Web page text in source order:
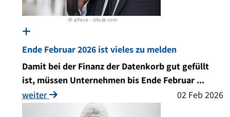
Ende Februar 2026 ist vieles zu melden
Damit bei der Finanz der Datenkorb gut gefüllt
ist, müssen Unternehmen bis Ende Februar ...
weiter
02 Feb 2026